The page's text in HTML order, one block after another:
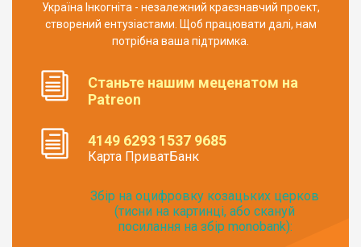
Україна Інкогніта - незалежний краєзнавчий проект,
створений ентузіастами. Щоб працювати далі, нам
потрібна ваша підтримка.
Станьте нашим меценатом на
Patreon
4149 6293 1537 9685
Карта ПриватБанк
Збір на оцифровку козацьких церков
(тисни на картинці, або скануй
посилання на збір monobank):